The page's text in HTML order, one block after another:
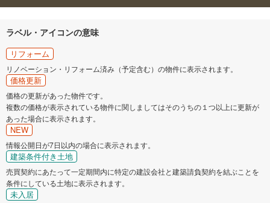
ラベル・アイコンの意味
リフォーム
リノベーション・リフォーム済み（予定含む）の物件に表示されます。
価格更新
価格の更新があった物件です。
複数の価格が表示されている物件に関しましてはそのうちの１つ以上に更新が
あった場合に表示されます。
NEW
情報公開日が7日以内の場合に表示されます。
建築条件付き土地
売買契約にあたって一定期間内に特定の建設会社と建築請負契約を結ぶことを
条件にしている土地に表示されます。
未入居